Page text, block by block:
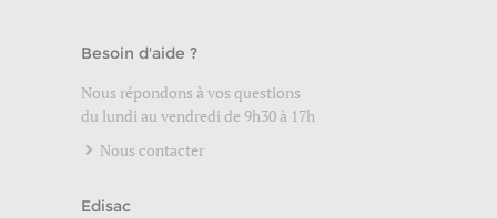
Besoin d'aide ?
Nous répondons à vos questions
du lundi au vendredi de 9h30 à 17h
Nous contacter
Edisac